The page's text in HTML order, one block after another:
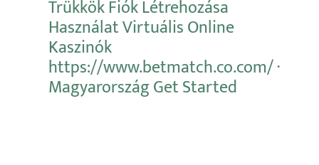
Trükkök Fiók Létrehozása
Használat Virtuális Online
Kaszinók
https://www.betmatch.co.com/ ·
Magyarország Get Started